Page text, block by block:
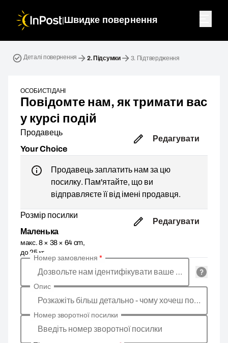
| Швидке повернення
Деталі повернення 2. Підсумки 3. Підтвердження
ОСОБИСТІ ДАНІ
Повідомте нам, як тримати вас
у курсі подій
Продавець
Your Choice
Редагувати
Продавець заплатить нам за цю
посилку. Пам'ятайте, що ви
відправляєте її від імені продавця.
Розмір посилки
Маленька
макс. 8 × 38 × 64 cm,
до 25 кг
Редагувати
Дозвольте нам ідентифікувати ваше замовлення
Номер замовлення *
Розкажіть більш детально - чому хочеш повернути товар, яка причина?
Опис
Введіть номер зворотної посилки
Номер зворотної посилки